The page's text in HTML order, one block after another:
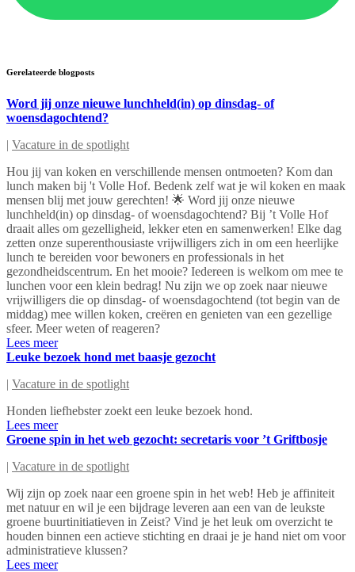
Gerelateerde blogposts
Word jij onze nieuwe lunchheld(in) op dinsdag- of
woensdagochtend?
| Vacature in de spotlight
Hou jij van koken en verschillende mensen ontmoeten? Kom dan
lunch maken bij 't Volle Hof. Bedenk zelf wat je wil koken en maak
mensen blij met jouw gerechten! 🌟 Word jij onze nieuwe
lunchheld(in) op dinsdag- of woensdagochtend? Bij ’t Volle Hof
draait alles om gezelligheid, lekker eten en samenwerken! Elke dag
zetten onze superenthousiaste vrijwilligers zich in om een heerlijke
lunch te bereiden voor bewoners en professionals in het
gezondheidscentrum. En het mooie? Iedereen is welkom om mee te
lunchen voor een klein bedrag! Nu zijn we op zoek naar nieuwe
vrijwilligers die op dinsdag- of woensdagochtend (tot begin van de
middag) mee willen koken, creëren en genieten van een gezellige
sfeer. Meer weten of reageren?
Lees meer
Leuke bezoek hond met baasje gezocht
| Vacature in de spotlight
Honden liefhebster zoekt een leuke bezoek hond.
Lees meer
Groene spin in het web gezocht: secretaris voor ’t Griftbosje
| Vacature in de spotlight
Wij zijn op zoek naar een groene spin in het web! Heb je affiniteit
met natuur en wil je een bijdrage leveren aan een van de leukste
groene buurtinitiatieven in Zeist? Vind je het leuk om overzicht te
houden binnen een actieve stichting en draai je je hand niet om voor
administratieve klussen?
Lees meer